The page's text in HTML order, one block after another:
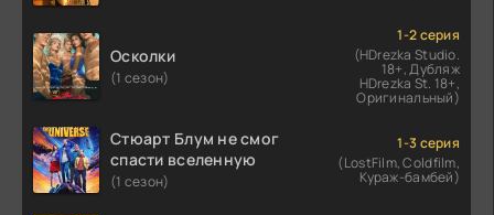
Осколки
(1 сезон)
1-2 серия
(HDrezka Studio.
18+, Дубляж
HDrezka St. 18+,
Оригинальный)
Стюарт Блум не смог
спасти вселенную
(1 сезон)
1-3 серия
(LostFilm, Coldfilm,
Кураж-бамбей)